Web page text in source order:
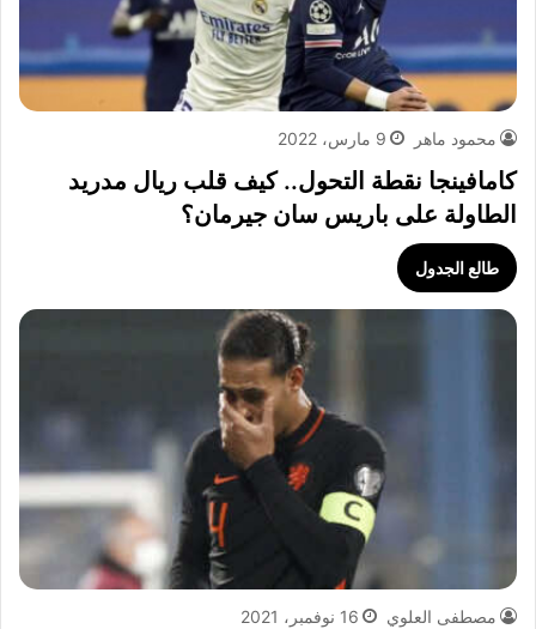
محمود ماهر 9 مارس، 2022
كامافينجا نقطة التحول.. كيف قلب ريال مدريد
الطاولة على باريس سان جيرمان؟
طالع الجدول
مصطفى العلوي 16 نوفمبر، 2021